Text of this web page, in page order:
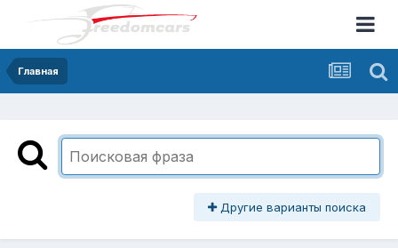
Главная
Другие варианты поиска